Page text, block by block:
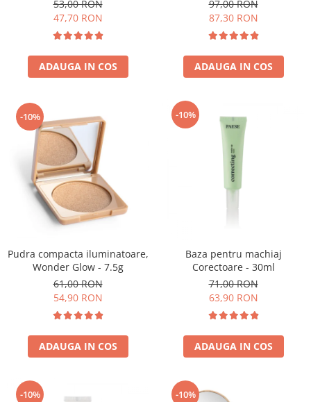
53,00 RON
47,70 RON
ADAUGA IN COS
97,00 RON
87,30 RON
ADAUGA IN COS
-10%
Pudra compacta iluminatoare,
Wonder Glow - 7.5g
61,00 RON
54,90 RON
ADAUGA IN COS
-10%
Baza pentru machiaj
Corectoare - 30ml
71,00 RON
63,90 RON
ADAUGA IN COS
-10% -10%